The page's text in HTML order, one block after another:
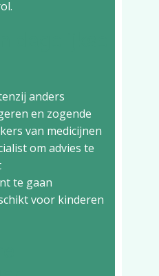
anders
en zogende
van medicijnen
om advies te
te gaan
voor kinderen